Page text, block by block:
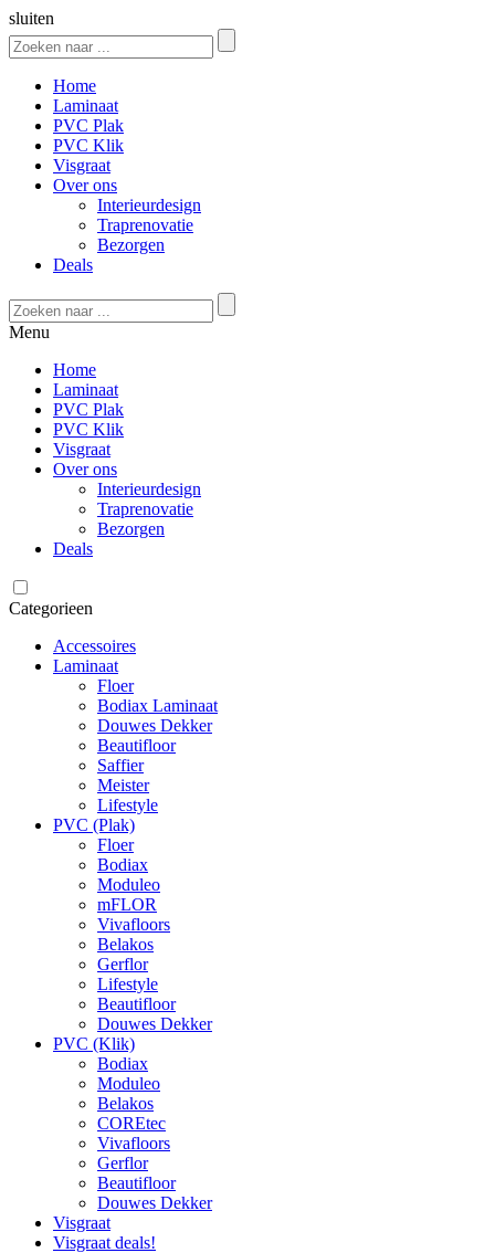
sluiten
Home
Laminaat
PVC Plak
PVC Klik
Visgraat
Over ons
Interieurdesign
Traprenovatie
Bezorgen
Deals
Menu
Home
Laminaat
PVC Plak
PVC Klik
Visgraat
Over ons
Interieurdesign
Traprenovatie
Bezorgen
Deals
Categorieen
Accessoires
Laminaat
Floer
Bodiax Laminaat
Douwes Dekker
Beautifloor
Saffier
Meister
Lifestyle
PVC (Plak)
Floer
Bodiax
Moduleo
mFLOR
Vivafloors
Belakos
Gerflor
Lifestyle
Beautifloor
Douwes Dekker
PVC (Klik)
Bodiax
Moduleo
Belakos
COREtec
Vivafloors
Gerflor
Beautifloor
Douwes Dekker
Visgraat
Visgraat deals!